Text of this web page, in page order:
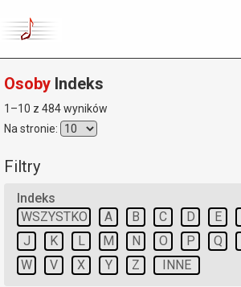
Osoby Indeks
1–10 z 484 wyników
Na stronie:
Filtry
Indeks
WSZYSTKO
A B C D E
J
K L M N O P Q
W
V X Y Z INNE